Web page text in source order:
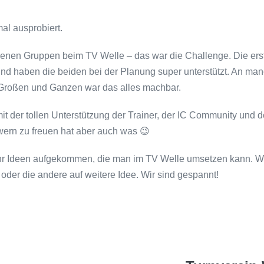
ausprobiert.
Gruppen beim TV Welle – das war die Challenge. Die
haben die beiden bei der Planung super unterstützt. An
und Ganzen war das alles machbar.
der tollen Unterstützung der Trainer, der IC Community und
zu freuen hat aber auch was 😉
aufgekommen, die man im TV Welle umsetzen kann.
die andere auf weitere Idee. Wir sind gespannt!